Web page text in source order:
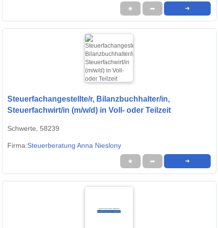
★ ➦ ➜
Steuerfachangestellte/r, Bilanzbuchhalter/in,
Steuerfachwirt/in (m/w/d) in Voll- oder Teilzeit
Schwerte, 58239
Firma:Steuerberatung Anna Nieslony
★ ➦ ➜